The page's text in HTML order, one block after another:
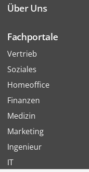
Über Uns
Fachportale
Vertrieb
Soziales
Homeoffice
Finanzen
Medizin
Marketing
Ingenieur
IT